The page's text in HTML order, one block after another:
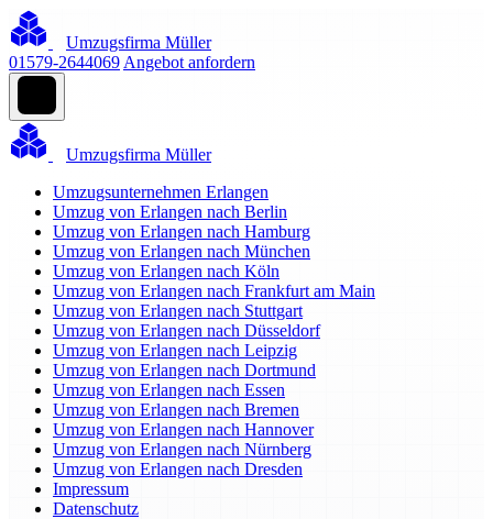
Umzugsfirma Müller
01579-2644069 Angebot anfordern
Umzugsfirma Müller
Umzugsunternehmen Erlangen
Umzug von Erlangen nach Berlin
Umzug von Erlangen nach Hamburg
Umzug von Erlangen nach München
Umzug von Erlangen nach Köln
Umzug von Erlangen nach Frankfurt am Main
Umzug von Erlangen nach Stuttgart
Umzug von Erlangen nach Düsseldorf
Umzug von Erlangen nach Leipzig
Umzug von Erlangen nach Dortmund
Umzug von Erlangen nach Essen
Umzug von Erlangen nach Bremen
Umzug von Erlangen nach Hannover
Umzug von Erlangen nach Nürnberg
Umzug von Erlangen nach Dresden
Impressum
Datenschutz